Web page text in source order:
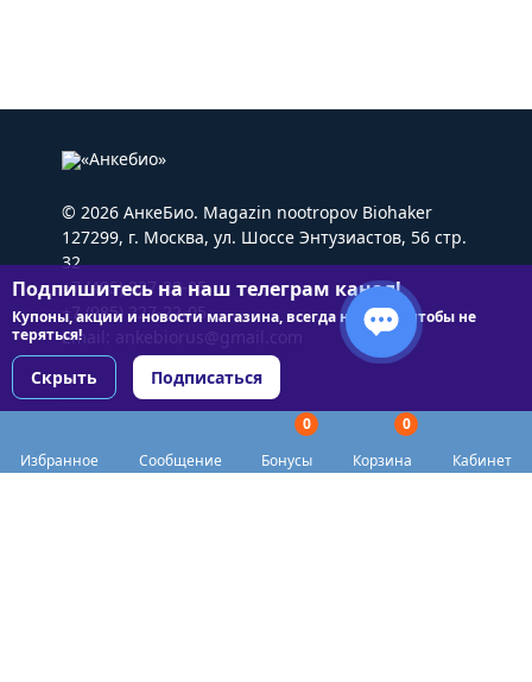
Избранное Сообщение
0
Бонусы
0
Корзина
Кабинет
© 2026 АнкеБио. Magazin nootropov Biohaker
127299, г. Москва, ул. Шоссе Энтузиастов, 56 стр.
32
+7 (495) 227-22-05
+7 (985) 227-22-05
Email: ankebiorus@gmail.com
Подпишитесь на наш телеграм канал!
Купоны, акции и новости магазина, всегда на связи чтобы не
теряться!
Скрыть Подписаться